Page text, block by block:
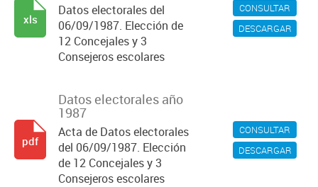
CONSULTAR
DESCARGAR
Datos electorales del
06/09/1987. Elección de
12 Concejales y 3
Consejeros escolares
xls
CONSULTAR
DESCARGAR
Datos electorales año
1987
Acta de Datos electorales
del 06/09/1987. Elección
de 12 Concejales y 3
Consejeros escolares
pdf